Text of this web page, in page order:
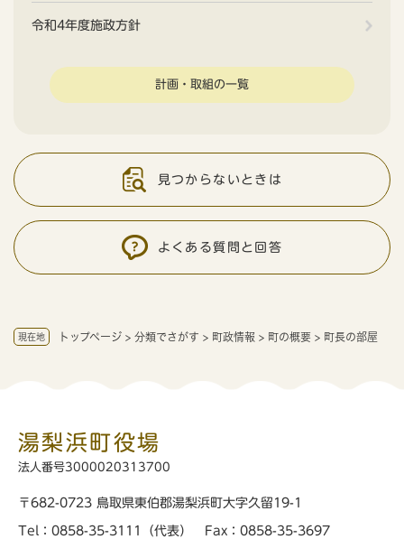
現在地 トップページ > 分類でさがす > 町政情報 > 町の概要 > 町長の部屋
令和4年度施政方針
計画・取組の一覧
見つからないときは
よくある質問と回答
湯梨浜町役場
法人番号3000020313700
〒682-0723 鳥取県東伯郡湯梨浜町大字久留19-1
Tel：0858-35-3111（代表） Fax：0858-35-3697